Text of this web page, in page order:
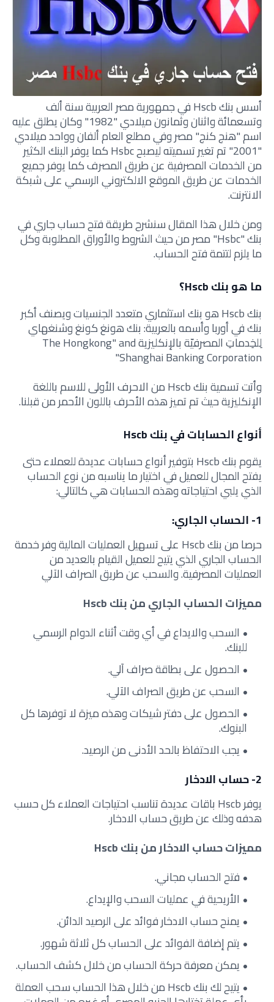
أسس بنك Hscb في جمهورية مصر العربية سنة ألف
وتسعمائة واثنان وثمانون ميلادي "1982" وكان يطلق عليه
اسم "هنج كنج" مصر وفي مطلع العام ألفان وواحد ميلادي
"2001" تم تغير تسميته ليصبح Hsbc كما يوفر البنك الكثير
من الخدمات المصرفية عن طريق المصرف كما يوفر جميع
الخدمات عن طريق الموقع الالكتروني الرسمي على شبكة
الانترنت.
ومن خلال هذا المقال سنشرح طريقة فتح حساب جاري في
بنك "Hsbc" مصر من حيث الشروط والأوراق المطلوبة وكل
ما يلزم لتتمة فتح الحساب.
ما هو بنك Hscb؟
بنك Hscb هو بنك استثماري متعدد الجنسيات ويصنف أكبر
بنك في أوربا وأسمه بالعربية: بنك هونغ كونغ وشنغهاي
لِلخِدماتِ المصرفيّة بالإنكليزية The Hongkong" and
Shanghai Banking Corporation"
وأتت تسمية بنك Hscb من الاحرف الأولى للاسم باللغة
الإنكليزية حيث تم تميز هذه الأحرف باللون الأحمر من قبلنا.
أنواع الحسابات في بنك Hscb
يقوم بنك Hscb بتوفير أنواع حسابات عديدة للعملاء حتى
يفتح المجال للعميل في اختيار ما يناسبه من نوع الحساب
الذي يلبي احتياجاته وهذه الحسابات هي كالتالي:
1- الحساب الجاري:
حرصا من بنك Hscb على تسهيل العمليات المالية وفر خدمة
الحساب الجاري الذي يتيح للعميل القيام بالعديد من
العمليات المصرفية. والسحب عن طريق الصراف الآلي
مميزات الحساب الجاري من بنك Hscb
السحب والايداع في أي وقت أثناء الدوام الرسمي
للبنك.
الحصول على بطاقة صراف آلي.
السحب عن طريق الصراف الآلي.
الحصول على دفتر شيكات وهذه ميزة لا توفرها كل
البنوك.
يجب الاحتفاظ بالحد الأدنى من الرصيد.
2- حساب الادخار
يوفر Hscb باقات عديدة تناسب احتياجات العملاء كل حسب
هدفه وذلك عن طريق حساب الادخار.
مميزات حساب الادخار من بنك Hscb
فتح الحساب مجاني.
الأريحية في عمليات السحب والإيداع.
يمنح حساب الادخار فوائد على الرصيد الدائن.
يتم إضافة الفوائد على الحساب كل ثلاثة شهور.
يمكن معرفة حركة الحساب من خلال كشف الحساب.
يتيح لك بنك Hscb من خلال هذا الحساب سحب العملة